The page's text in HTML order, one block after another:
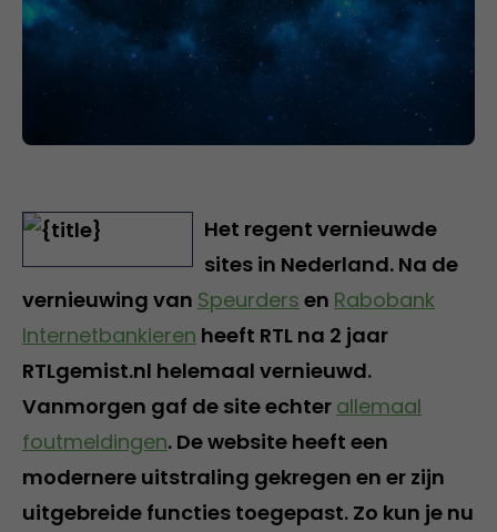
Het regent vernieuwde
sites in Nederland. Na de
vernieuwing van Speurders en Rabobank
Internetbankieren heeft RTL na 2 jaar
RTLgemist.nl helemaal vernieuwd.
Vanmorgen gaf de site echter allemaal
foutmeldingen. De website heeft een
modernere uitstraling gekregen en er zijn
uitgebreide functies toegepast. Zo kun je nu